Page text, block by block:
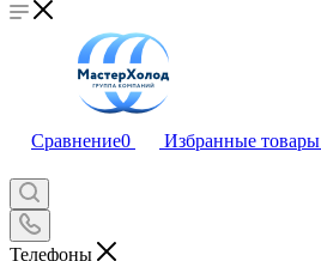
Сравнение0 Избранные товары
Телефоны